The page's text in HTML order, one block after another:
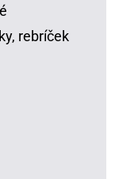
rebríček